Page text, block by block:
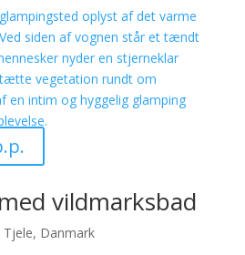
vildmarksbad
Tjele, Danmark